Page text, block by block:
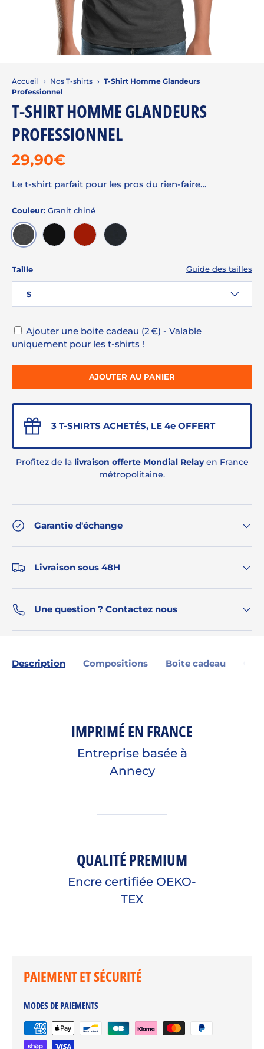
Accueil › Nos T-shirts › T-Shirt Homme Glandeurs
Professionnel
T-SHIRT HOMME GLANDEURS
PROFESSIONNEL
29,90€
Le t-shirt parfait pour les pros du rien-faire…
Couleur: Granit chiné
GRANIT CHINÉ
NOIR ROUGEMARINE SLUB
Taille Guide des tailles
S
Ajouter une boite cadeau (2 €) - Valable
uniquement pour les t-shirts !
AJOUTER AU PANIER
3 T-SHIRTS ACHETÉS, LE 4e OFFERT
Profitez de la livraison offerte Mondial Relayen France
métropolitaine.
Garantie d'échange
Livraison sous 48H
Une question ? Contactez nous
Description Compositions Boîte cadeau
IMPRIMÉ EN FRANCE
Entreprise basée à
Annecy
QUALITÉ PREMIUM
Encre certifiée OEKO-
TEX
PAIEMENT ET SÉCURITÉ
MODES DE PAIEMENTS